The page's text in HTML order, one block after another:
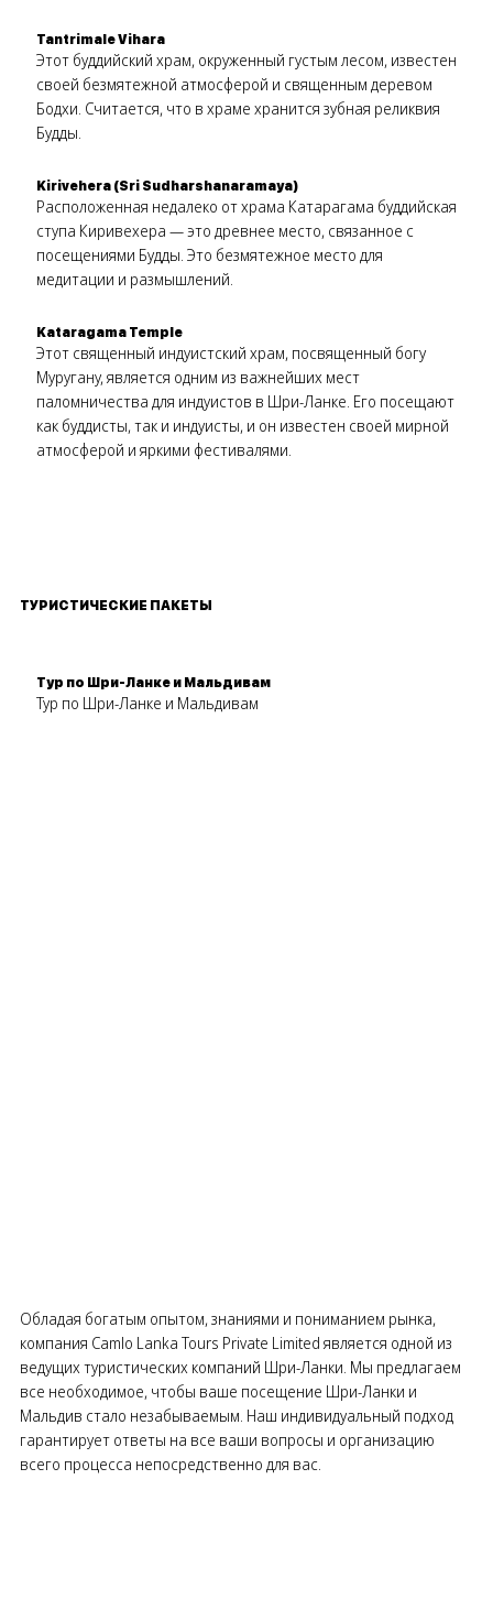
Tantrimale Vihara
Этот буддийский храм, окруженный густым лесом, известен
своей безмятежной атмосферой и священным деревом
Бодхи. Считается, что в храме хранится зубная реликвия
Будды.
Kirivehera (Sri Sudharshanaramaya)
Расположенная недалеко от храма Катарагама буддийская
ступа Киривехера — это древнее место, связанное с
посещениями Будды. Это безмятежное место для
медитации и размышлений.
Kataragama Temple
Этот священный индуистский храм, посвященный богу
Муругану, является одним из важнейших мест
паломничества для индуистов в Шри-Ланке. Его посещают
как буддисты, так и индуисты, и он известен своей мирной
атмосферой и яркими фестивалями.
ТУРИСТИЧЕСКИЕ ПАКЕТЫ
Тур по Шри-Ланке и Мальдивам
Тур по Шри-Ланке и Мальдивам
Обладая богатым опытом, знаниями и пониманием рынка,
компания Camlo Lanka Tours Private Limited является одной из
ведущих туристических компаний Шри-Ланки. Мы предлагаем
все необходимое, чтобы ваше посещение Шри-Ланки и
Мальдив стало незабываемым. Наш индивидуальный подход
гарантирует ответы на все ваши вопросы и организацию
всего процесса непосредственно для вас.